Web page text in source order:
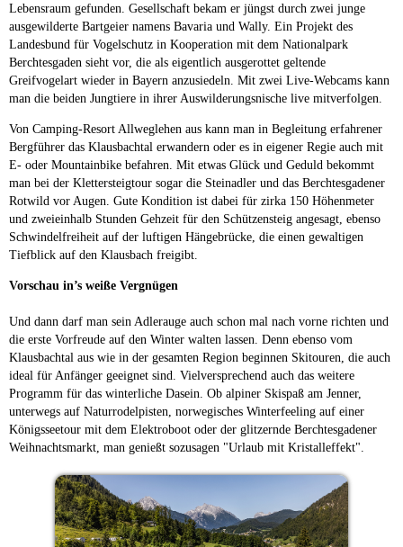
Lebensraum gefunden. Gesellschaft bekam er jüngst durch zwei junge
ausgewilderte Bartgeier namens Bavaria und Wally. Ein Projekt des
Landesbund für Vogelschutz in Kooperation mit dem Nationalpark
Berchtesgaden sieht vor, die als eigentlich ausgerottet geltende
Greifvogelart wieder in Bayern anzusiedeln. Mit zwei Live-Webcams kann
man die beiden Jungtiere in ihrer Auswilderungsnische live mitverfolgen.
Von Camping-Resort Allweglehen aus kann man in Begleitung erfahrener
Bergführer das Klausbachtal erwandern oder es in eigener Regie auch mit
E- oder Mountainbike befahren. Mit etwas Glück und Geduld bekommt
man bei der Klettersteigtour sogar die Steinadler und das Berchtesgadener
Rotwild vor Augen. Gute Kondition ist dabei für zirka 150 Höhenmeter
und zweieinhalb Stunden Gehzeit für den Schützensteig angesagt, ebenso
Schwindelfreiheit auf der luftigen Hängebrücke, die einen gewaltigen
Tiefblick auf den Klausbach freigibt.
Vorschau in’s weiße Vergnügen
Und dann darf man sein Adlerauge auch schon mal nach vorne richten und
die erste Vorfreude auf den Winter walten lassen. Denn ebenso vom
Klausbachtal aus wie in der gesamten Region beginnen Skitouren, die auch
ideal für Anfänger geeignet sind. Vielversprechend auch das weitere
Programm für das winterliche Dasein. Ob alpiner Skispaß am Jenner,
unterwegs auf Naturrodelpisten, norwegisches Winterfeeling auf einer
Königsseetour mit dem Elektroboot oder der glitzernde Berchtesgadener
Weihnachtsmarkt, man genießt sozusagen "Urlaub mit Kristalleffekt".